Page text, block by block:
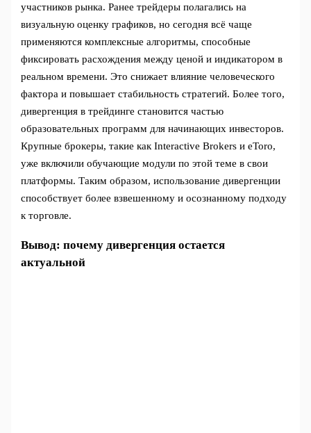
участников рынка. Ранее трейдеры полагались на
визуальную оценку графиков, но сегодня всё чаще
применяются комплексные алгоритмы, способные
фиксировать расхождения между ценой и индикатором в
реальном времени. Это снижает влияние человеческого
фактора и повышает стабильность стратегий. Более того,
дивергенция в трейдинге становится частью
образовательных программ для начинающих инвесторов.
Крупные брокеры, такие как Interactive Brokers и eToro,
уже включили обучающие модули по этой теме в свои
платформы. Таким образом, использование дивергенции
способствует более взвешенному и осознанному подходу
к торговле.
Вывод: почему дивергенция остается
актуальной